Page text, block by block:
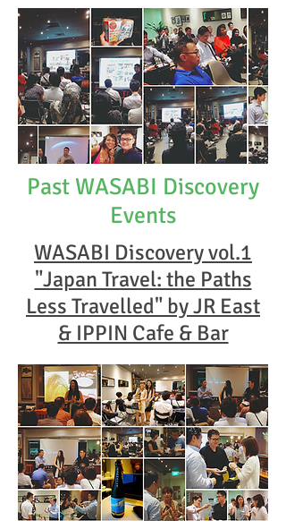
Past WASABI Discovery
Events
WASABI Discovery vol.1
"Japan Travel: the Paths
Less Travelled" by JR East
& IPPIN Cafe & Bar